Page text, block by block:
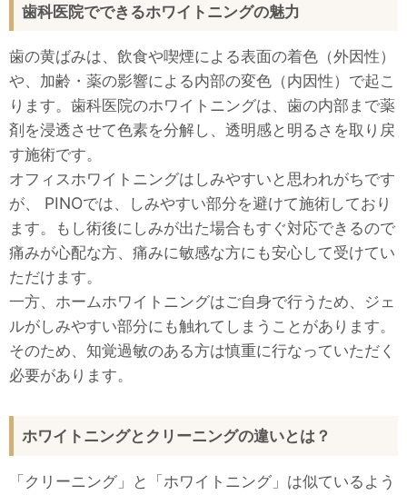
歯科医院でできるホワイトニングの魅力
歯の黄ばみは、飲食や喫煙による表面の着色（外因性）
や、加齢・薬の影響による内部の変色（内因性）で起こ
ります。歯科医院のホワイトニングは、歯の内部まで薬
剤を浸透させて色素を分解し、透明感と明るさを取り戻
す施術です。
オフィスホワイトニングはしみやすいと思われがちです
が、 PINOでは、しみやすい部分を避けて施術しており
ます。もし術後にしみが出た場合もすぐ対応できるので
痛みが心配な方、痛みに敏感な方にも安心して受けてい
ただけます。
一方、ホームホワイトニングはご自身で行うため、ジェ
ルがしみやすい部分にも触れてしまうことがあります。
そのため、知覚過敏のある方は慎重に行なっていただく
必要があります。
ホワイトニングとクリーニングの違いとは？
「クリーニング」と「ホワイトニング」は似ているよう